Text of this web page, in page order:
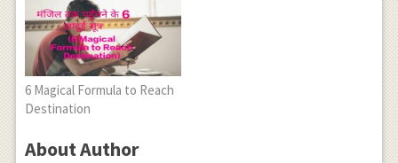
6 Magical Formula to Reach
Destination
About Author